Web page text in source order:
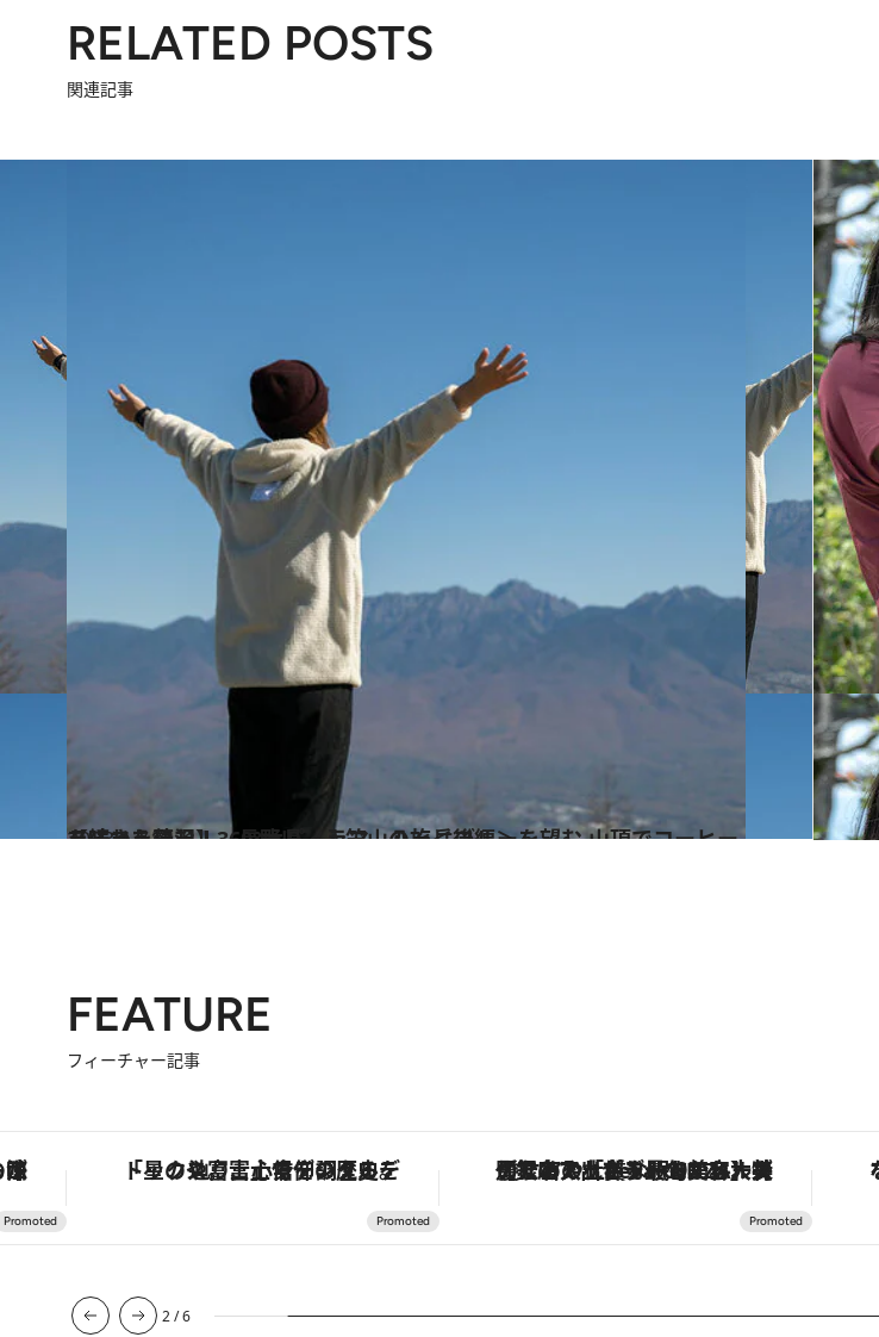
RELATED POSTS
関連記事
2023.12.15
【続きを読む】360°大パノラマ、八ヶ岳ブルーを望む 山頂でコーヒーを味わう贅沢！ 長野県・入笠山の旅＜後編＞
ライフスタイル
FEATURE
フィーチャー記事
呼ぶ郷土の味 「星のや富士」でデジタルデトックス。冨士信仰の歴史を辿り、心身を調える。 【銀座で出合う最旬美容】美髪ケアや上質な眠り…セルフケアのアップデートから、特別な名入れギフトまで。大人のための「ReFa GINZA」クルーズ
2/6